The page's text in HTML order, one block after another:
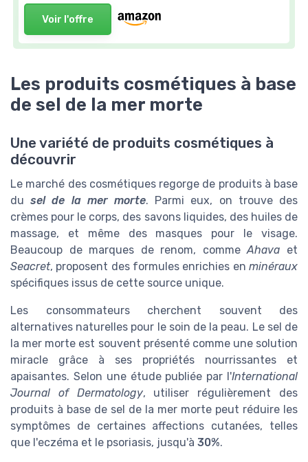
Voir l'offre
Les produits cosmétiques à base
de sel de la mer morte
Une variété de produits cosmétiques à
découvrir
Le marché des cosmétiques regorge de produits à base
dusel de la mer morte. Parmi eux, on trouve des
crèmes pour le corps, des savons liquides, des huiles de
massage, et même des masques pour le visage.
Beaucoup de marques de renom, commeAhava et
Seacret, proposent des formules enrichies en minéraux
spécifiques issus de cette source unique.
Les consommateurs cherchent souvent des
alternatives naturelles pour le soin de la peau. Le sel de
la mer morte est souvent présenté comme une solution
miracle grâce à ses propriétés nourrissantes et
apaisantes. Selon une étude publiée par l'International
Journal of Dermatology, utiliser régulièrement des
produits à base de sel de la mer morte peut réduire les
symptômes de certaines affections cutanées, telles
que l'eczéma et le psoriasis, jusqu'à 30%.